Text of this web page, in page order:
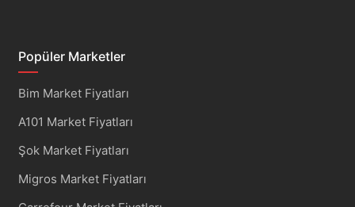
Popüler Marketler
Bim Market Fiyatları
A101 Market Fiyatları
Şok Market Fiyatları
Migros Market Fiyatları